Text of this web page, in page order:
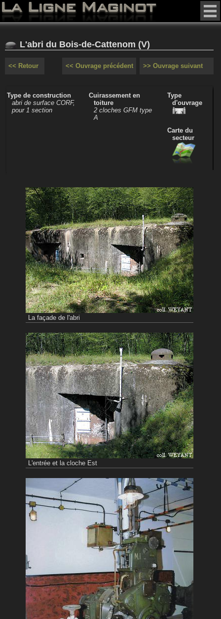
L'abri du Bois-de-Cattenom (V)
<< Retour >> Ouvrage suivant
<< Ouvrage précédent
Type de construction
abri de surface CORF,
pour 1 section
Cuirassement en
toiture
2 cloches GFM type
A
Type
d'ouvrage
Carte du
secteur
La façade de l'abri
L'entrée et la cloche Est